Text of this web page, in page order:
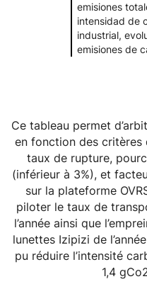
emisiones
intensidad de
industrial,
emisiones de
Ce tableau permet
en fonction des critères
taux de rupture,
(inférieur à 3%), et
sur la plateforme
piloter le taux de
l’année ainsi que
lunettes Izipizi de
pu réduire l’intensité
1,4